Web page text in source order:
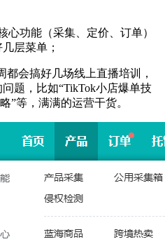
心功能（采集、定价、订单）
层菜单；
都会搞好几场线上直播培训，
题，比如“TikTok小店爆单技
”等，满满的运营干货。